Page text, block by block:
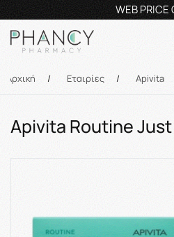
Τηλεφωνικές Παραγγελίες:
Αρχική / Εταιρίες / Apivita
Apivita Routine